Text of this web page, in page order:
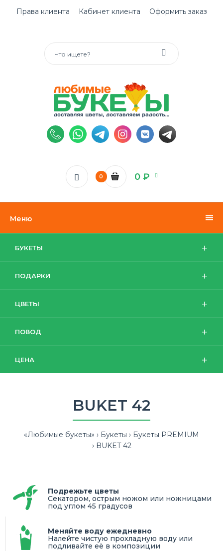
Права клиента Кабинет клиента Оформить заказ
0 0 ₽
Меню
БУКЕТЫ
ПОДАРКИ
ЦВЕТЫ
ПОВОД
ЦЕНА
BUKET 42
«Любимые букеты» Букеты
Букеты PREMIUM
BUKET 42
Подрежьте цветы
Секатором, острым ножом или ножницами
под углом 45 градусов
Меняйте воду ежедневно
Налейте чистую прохладную воду или
подливайте её в композиции